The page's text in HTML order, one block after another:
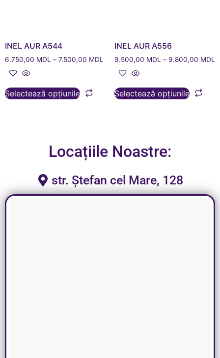
INEL AUR A544
6.750,00 MDL – 7.500,00 MDL
Selectează opțiunile
INEL AUR A556
9.500,00 MDL – 9.800,00 MDL
Selectează opțiunile
Locațiile Noastre:
str. Ștefan cel Mare, 128